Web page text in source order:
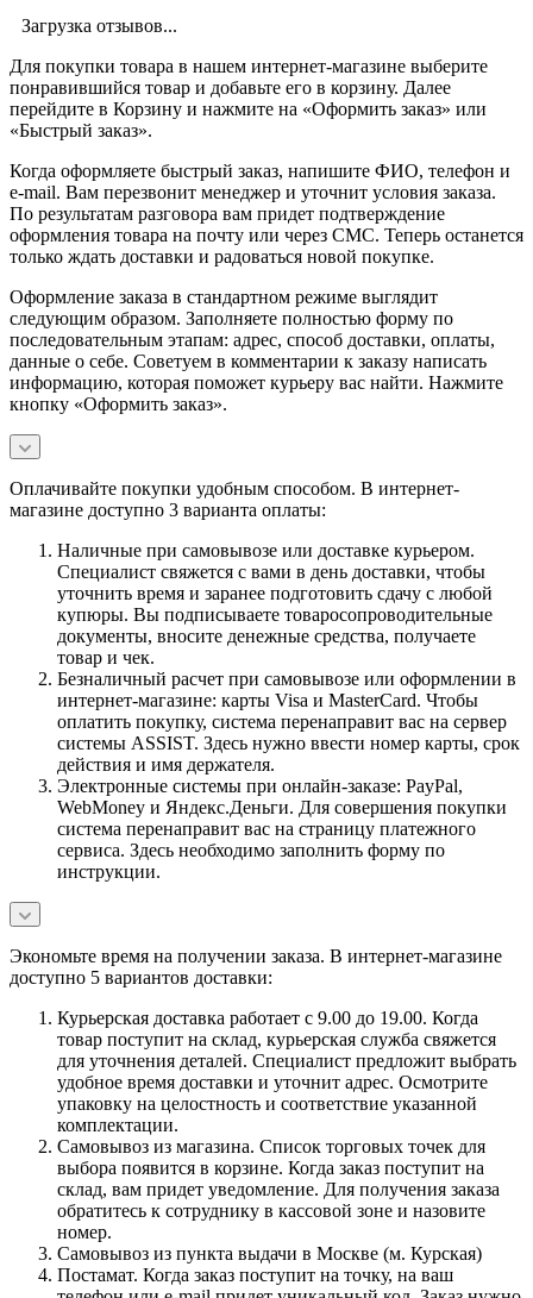
Загрузка отзывов...
Для покупки товара в нашем интернет-магазине выберите
понравившийся товар и добавьте его в корзину. Далее
перейдите в Корзину и нажмите на «Оформить заказ» или
«Быстрый заказ».
Когда оформляете быстрый заказ, напишите ФИО, телефон и
e-mail. Вам перезвонит менеджер и уточнит условия заказа.
По результатам разговора вам придет подтверждение
оформления товара на почту или через СМС. Теперь останется
только ждать доставки и радоваться новой покупке.
Оформление заказа в стандартном режиме выглядит
следующим образом. Заполняете полностью форму по
последовательным этапам: адрес, способ доставки, оплаты,
данные о себе. Советуем в комментарии к заказу написать
информацию, которая поможет курьеру вас найти. Нажмите
кнопку «Оформить заказ».
Оплачивайте покупки удобным способом. В интернет-
магазине доступно 3 варианта оплаты:
Наличные при самовывозе или доставке курьером.
Специалист свяжется с вами в день доставки, чтобы
уточнить время и заранее подготовить сдачу с любой
купюры. Вы подписываете товаросопроводительные
документы, вносите денежные средства, получаете
товар и чек.
Безналичный расчет при самовывозе или оформлении в
интернет-магазине: карты Visa и MasterCard. Чтобы
оплатить покупку, система перенаправит вас на сервер
системы ASSIST. Здесь нужно ввести номер карты, срок
действия и имя держателя.
Электронные системы при онлайн-заказе: PayPal,
WebMoney и Яндекс.Деньги. Для совершения покупки
система перенаправит вас на страницу платежного
сервиса. Здесь необходимо заполнить форму по
инструкции.
Экономьте время на получении заказа. В интернет-магазине
доступно 5 вариантов доставки:
Курьерская доставка работает с 9.00 до 19.00. Когда
товар поступит на склад, курьерская служба свяжется
для уточнения деталей. Специалист предложит выбрать
удобное время доставки и уточнит адрес. Осмотрите
упаковку на целостность и соответствие указанной
комплектации.
Самовывоз из магазина. Список торговых точек для
выбора появится в корзине. Когда заказ поступит на
склад, вам придет уведомление. Для получения заказа
обратитесь к сотруднику в кассовой зоне и назовите
номер.
Самовывоз из пункта выдачи в Москве (м. Курская)
Постамат. Когда заказ поступит на точку, на ваш